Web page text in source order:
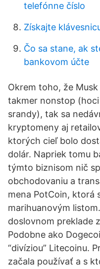
telefónne číslo
Získajte
Čo sa stane, ak
bankovom účte
Okrem toho, že
takmer nonstop
srandy), tak sa
kryptomeny aj
ktorých cieľ bolo
dolár. Napriek tomu
týmto biznisom nič
obchodovaniu a
mena PotCoin, ktorá
marihuanovým
doslovnom preklade
Podobne ako
“divíziou” Litecoinu.
začala používať a s